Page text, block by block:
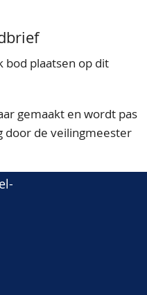
bod plaatsen op dit
gemaakt en wordt pas
door de veilingmeester